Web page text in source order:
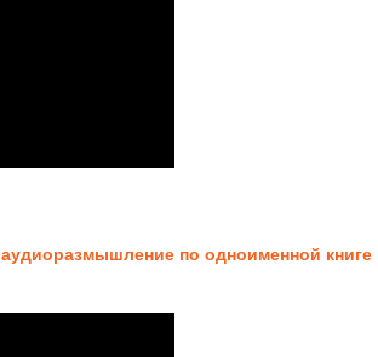
аудиоразмышление по одноименной книге